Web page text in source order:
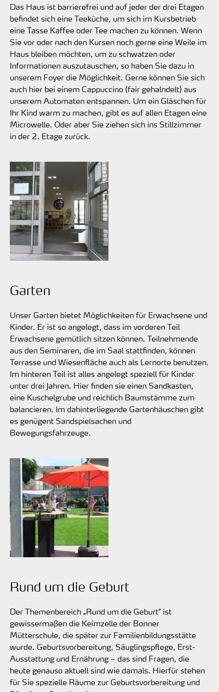
Das Haus ist barrierefrei und auf jeder der drei Etagen
befindet sich eine Teeküche, um sich im Kursbetrieb
eine Tasse Kaffee oder Tee machen zu können. Wenn
Sie vor oder nach den Kursen noch gerne eine Weile im
Haus bleiben möchten, um zu schwatzen oder
Informationen auszutauschen, so haben Sie dazu in
unserem Foyer die Möglichkeit. Gerne können Sie sich
auch hier bei einem Cappuccino (fair gehalndelt) aus
unserem Automaten entspannen. Um ein Gläschen für
Ihr Kind warm zu machen, gibt es auf allen Etagen eine
Microwelle. Oder aber Sie ziehen sich ins Stillzimmer
in der 2. Etage zurück.
Garten
Unser Garten bietet Möglichkeiten für Erwachsene und
Kinder. Er ist so angelegt, dass im vorderen Teil
Erwachsene gemütlich sitzen können. Teilnehmende
aus den Seminaren, die im Saal stattfinden, können
Terrasse und Wiesenfläche auch als Lernorte benutzen.
Im hinteren Teil ist alles angelegt speziell für Kinder
unter drei Jahren. Hier finden sie einen Sandkasten,
eine Kuschelgrube und reichlich Baumstämme zum
balancieren. Im dahinterliegende Gartenhäuschen gibt
es genügent Sandspielsachen und
Bewegungsfahrzeuge.
Rund um die Geburt
Der Themenbereich „Rund um die Geburt" ist
gewissermaßen die Keimzelle der Bonner
Mütterschule, die später zur Familienbildungsstätte
wurde. Geburtsvorbereitung, Säuglingspflege, Erst-
Ausstattung und Ernährung – das sind Fragen, die
heute genauso aktuell sind wie damals. Hierfür stehen
für Sie spezielle Räume zur Geburtsvorbereitung und